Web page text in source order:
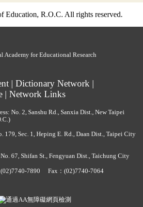
Education, R.O.C. All rights reserved.
| Dictionary Network |
| Network Links
No. 2, Sanshu Rd., Sanxia Dist., New Taipei
179, Sec. 1, Heping E. Rd., Daan Dist., Taipei City
67, Shifan St., Fengyuan Dist., Taichung City
(02)7740-7890
Fax：(02)7740-7064